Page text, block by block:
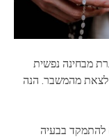
מבחינה נפשית
לצאת מהמשבר. הנה
להתמקד בבעיה